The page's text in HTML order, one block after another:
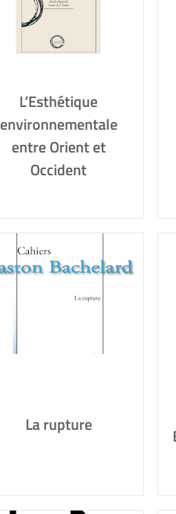
L’Esthétique
environnementale
entre Orient et
Occident
La rupture